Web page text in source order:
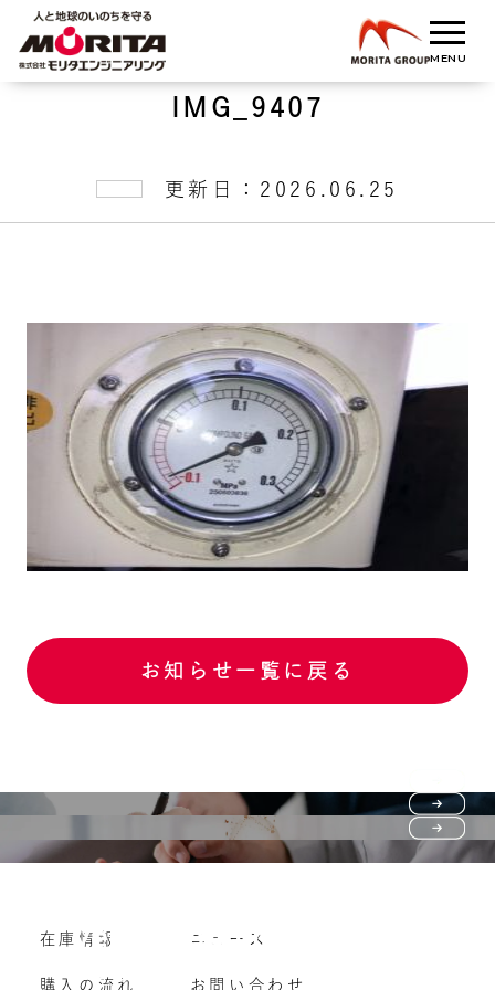
IMG_9407
更新日：2026.06.25
お知らせ一覧に戻る
購入の流れ
よくいただくご質問
Vehicle purchase
車両買い取り
在庫情報
購入の流れ
ニュース
お問い合わせ